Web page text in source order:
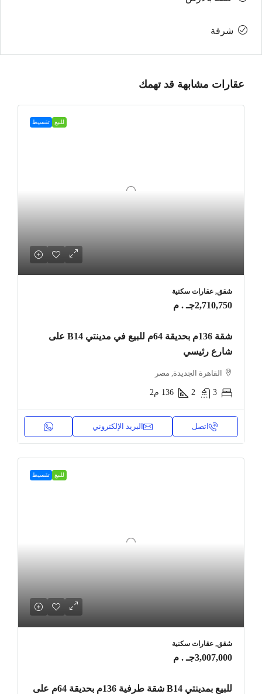
شرفة
عقارات مشابهة قد تهمك
للبيع تقسيط
شقق, عقارات سكنية
2,710,750جـ . م
شقة 136م بحديقة 64م للبيع في مدينتي B14 على
شارع رئيسي
القاهرة الجديدة, مصر
3
2
136 م2
اتصل البريد الإلكتروني
للبيع تقسيط
شقق, عقارات سكنية
3,007,000جـ . م
للبيع بمدينتي B14 شقة طرفية 136م بحديقة 64م على